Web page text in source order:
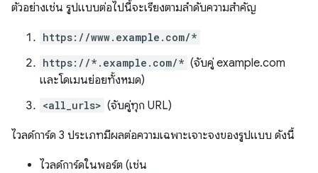
ตัวอย่างเช่น รูปแบบต่อไปนี้จะเรียงตามลำดับความสำคัญ
https://www.example.com/*
https://*.example.com/* (จับคู่ example.com
และโดเมนย่อยทั้งหมด)
<all_urls> (จับคู่ทุก URL)
ไวลด์การ์ด 3 ประเภทมีผลต่อความเฉพาะเจาะจงของรูปแบบ ดังนี้
ไวลด์การ์ดในพอร์ต (เช่น